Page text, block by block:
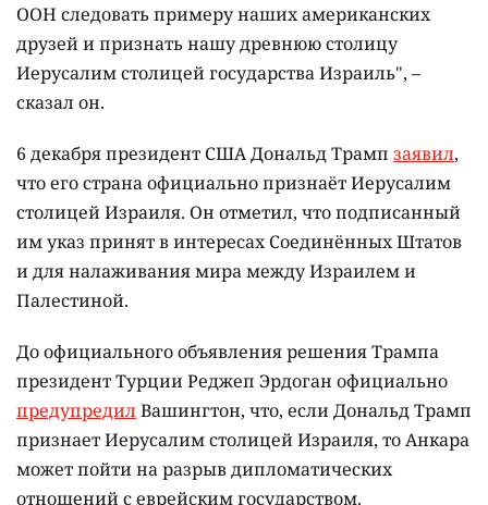
ООН следовать примеру наших американских
друзей и признать нашу древнюю столицу
Иерусалим столицей государства Израиль", –
сказал он.
6 декабря президент США Дональд Трамп заявил,
что его страна официально признаёт Иерусалим
столицей Израиля. Он отметил, что подписанный
им указ принят в интересах Соединённых Штатов
и для налаживания мира между Израилем и
Палестиной.
До официального объявления решения Трампа
президент Турции Реджеп Эрдоган официально
предупредилВашингтон, что, если Дональд Трамп
признает Иерусалим столицей Израиля, то Анкара
может пойти на разрыв дипломатических
отношений с еврейским государством.